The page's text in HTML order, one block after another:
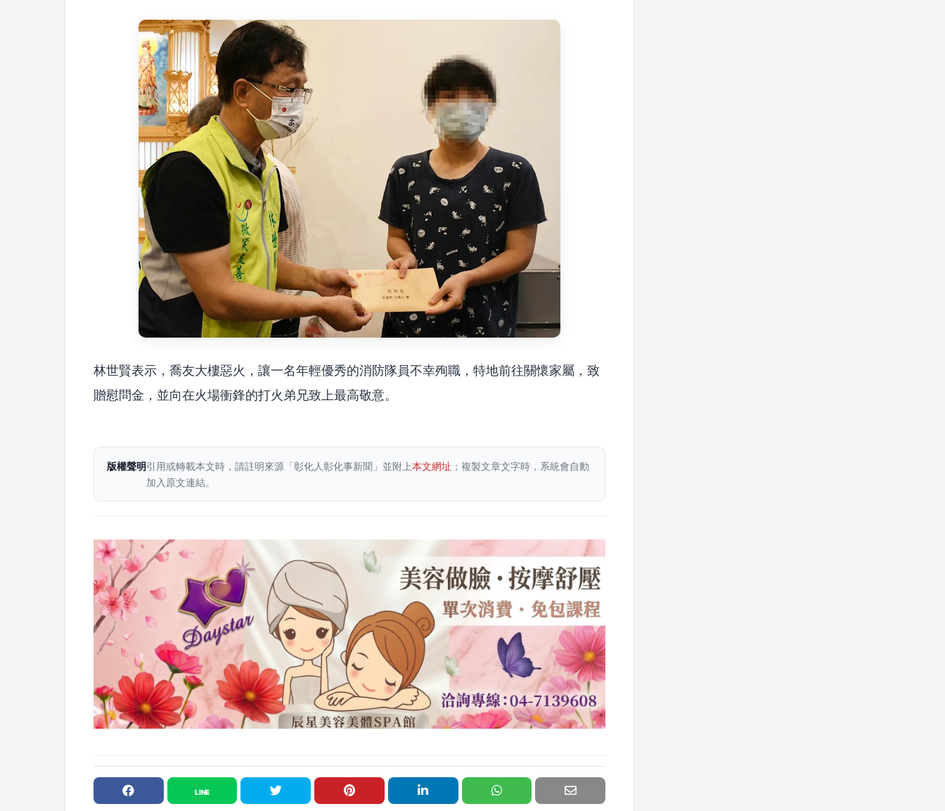
林世賢表示，喬友大樓惡火，讓一名年輕優秀的消防隊員不幸殉職，特地前往關懷家屬，致
贈慰問金，並向在火場衝鋒的打火弟兄致上最高敬意。
版權聲明引用或轉載本文時，請註明來源「彰化人彰化事新聞」並附上本文網址 ；複製文章文字時，系統會自動
加入原文連結。